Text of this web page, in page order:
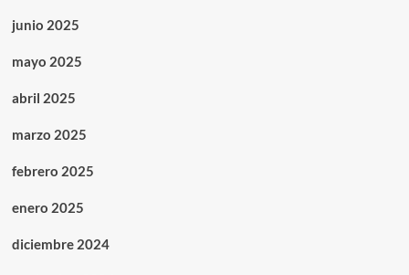
junio 2025
mayo 2025
abril 2025
marzo 2025
febrero 2025
enero 2025
diciembre 2024